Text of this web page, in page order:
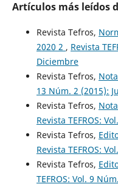
Artículos más leídos
Revista Tefros,
2020 2 , Revista
Diciembre
Revista Tefros,
13 Núm. 2 (2015):
Revista Tefros,
Revista TEFROS:
Revista Tefros,
Revista TEFROS:
Revista Tefros,
TEFROS: Vol. 9